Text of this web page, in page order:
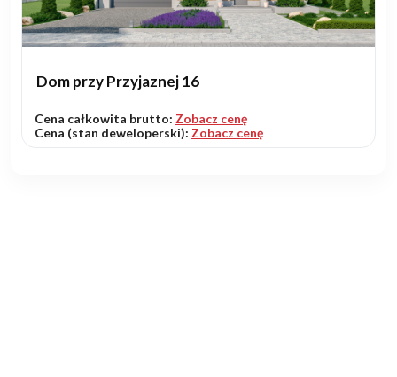
Dom przy Przyjaznej 16
Cena całkowita brutto: Zobacz cenę
Cena (stan deweloperski): Zobacz cenę